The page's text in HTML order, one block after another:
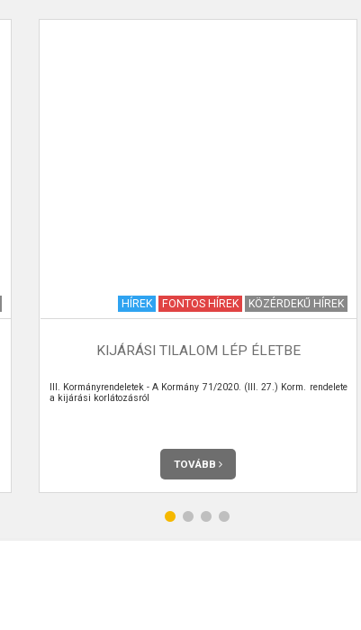
HÍREK FONTOS HÍREK KÖZÉRDEKŰ HÍREK
KIJÁRÁSI TILALOM LÉP ÉLETBE
III. Kormányrendeletek - A Kormány 71/2020. (III. 27.) Korm. rendelete
a kijárási korlátozásról
TOVÁBB